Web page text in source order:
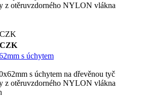
z otěruvzdorného NYLON vlákna
CZK
CZK
s úchytem
z otěruvzdorného NYLON vlákna